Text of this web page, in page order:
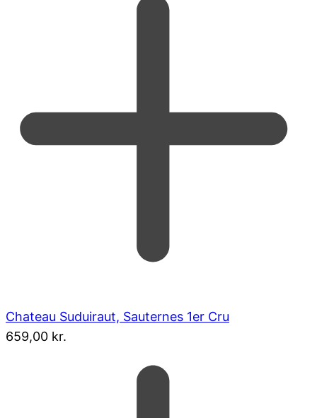
Chateau Suduiraut, Sauternes 1er Cru
659,00 kr.